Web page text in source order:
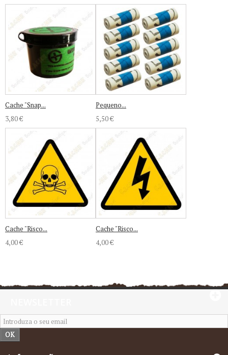
Cache "Snap...
3,80 €
Pequeno...
5,50 €
Cache "Risco...
4,00 €
Cache "Risco...
4,00 €
OK